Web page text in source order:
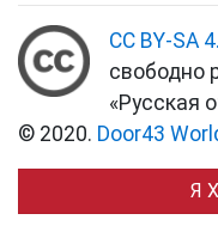
CC BY-SA
свободно
«Русская
© 2020. Door43
Я